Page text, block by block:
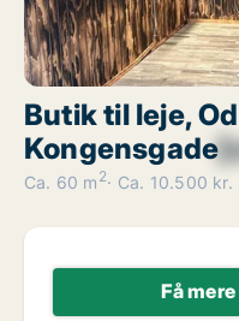
Butik til leje,
Kongensgade
Ca. 60 m 2 Ca. 10.500 kr.
Få